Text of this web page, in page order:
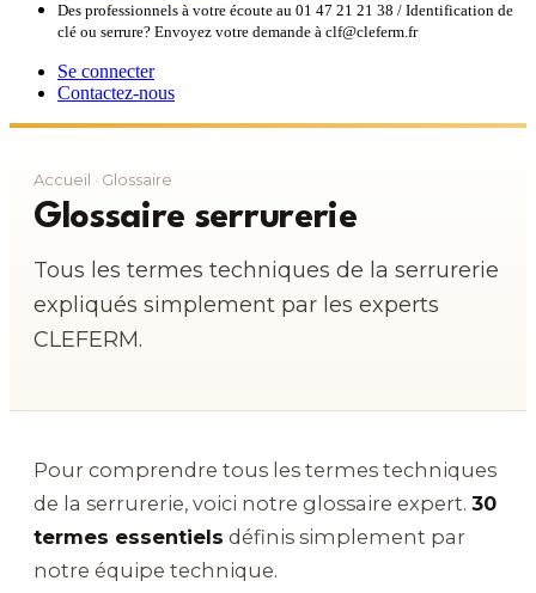
Des professionnels à votre écoute au 01 47 21 21 38 / Identification de
clé ou serrure? Envoyez votre demande à clf@cleferm.fr
Se connecter
Contactez-nous
Accueil · Glossaire
Glossaire serrurerie
Tous les termes techniques de la serrurerie
expliqués simplement par les experts
CLEFERM.
Pour comprendre tous les termes techniques
de la serrurerie, voici notre glossaire expert. 30
termes essentiels définis simplement par
notre équipe technique.